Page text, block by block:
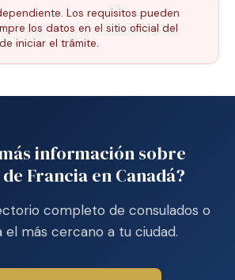
Los requisitos pueden
los datos en el sitio oficial del
iniciar el trámite.
información sobre
Francia en Canadá?
completo de consulados o
más cercano a tu ciudad.